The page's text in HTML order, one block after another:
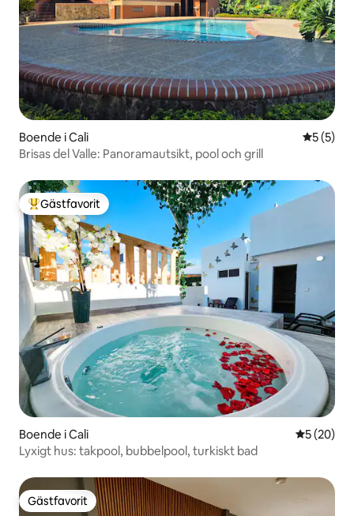
Boende i Cali 5 av 5 i
5 (5)
Brisas del Valle: Panoramautsikt, pool och grill
Populär gästfavorit
Gästfavorit
Boende i Cali 5 av 5 i
5 (20)
Lyxigt hus: takpool, bubbelpool, turkiskt bad
Gästfavorit
Gästfavorit